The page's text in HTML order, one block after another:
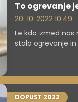
To ogrevanje
20. 10. 2022 10.49
Le kdo izmed nas
stalo ogrevanje in
DOPUST 2022